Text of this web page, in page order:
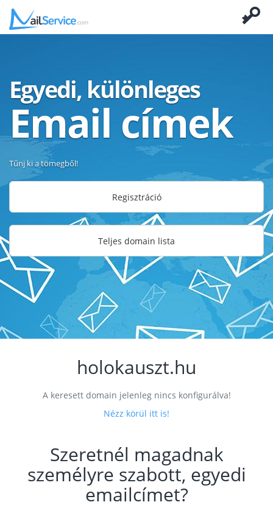
Egyedi, különleges
Email címek
Tűnj ki a tömegből!
Regisztráció
Teljes domain lista
holokauszt.hu
A keresett domain jelenleg nincs konfigurálva!
Nézz körül itt is!
Szeretnél magadnak
személyre szabott, egyedi
emailcímet?